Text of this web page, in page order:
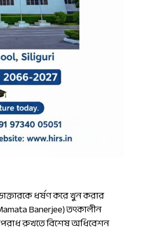
ধর্ষণ করে খুন করার
Banerjee) তৎকালীন
রুখতে বিশেষ অধিবেশন